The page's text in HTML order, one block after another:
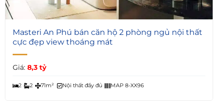
5
Masteri An Phú bán căn hộ 2 phòng ngủ nội thất
cực đẹp view thoáng mát
Giá: 8,3 tỷ
2 2 71m² Nội thất đầy đủ MAP 8-XX96